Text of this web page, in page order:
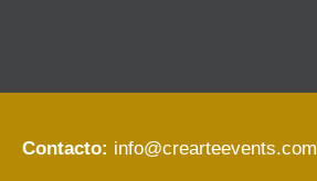
Contacto: info@crearteevents.com